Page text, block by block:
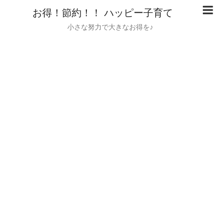
お得！節約！！ ハッピー子育て
小さな努力で大きなお得を♪